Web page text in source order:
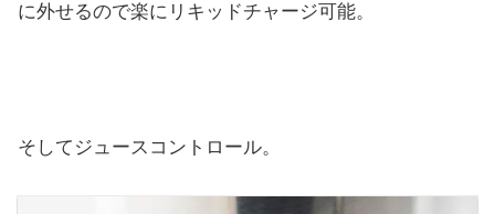
に外せるので楽にリキッドチャージ可能。
そしてジュースコントロール。